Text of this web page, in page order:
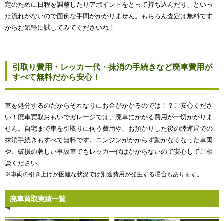
定のために日程を調整したりアポイントをとって持ち込んだり、といっ
た流れがないので面倒な手間がかかりません。もちろん査定は無料です
からお気軽に試してみてくださいね！
引取り費用・レッカー代・抹消の手続きなど廃車費用が
すべて無料だから安心！
車を処分するのだからそれなりにお金がかかるのでは！？ご安心くださ
い！廃車買取おもいでガレージでは、廃車にかかる費用が一切かかりま
せん。自宅まで車を引取りに伺う費用や、お預かりした後の陸運局での
抹消手続きもすべて無料です。エンジンがかからず動かなくなった車両
や、破損の著しい事故車でもレッカー代はかからないので安心してご相
談ください。
※車両の引き上げが困難な状況では別途費用が発生する場合もあります。
廃車買取実績一覧